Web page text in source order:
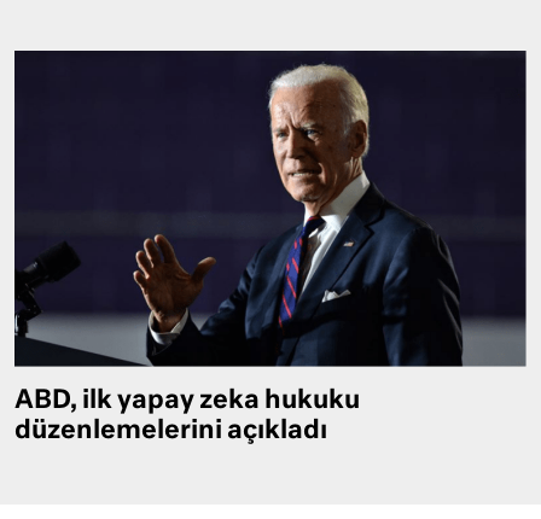
ABD, ilk yapay zeka hukuku
düzenlemelerini açıkladı